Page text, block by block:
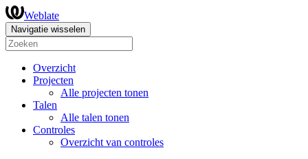
Weblate
Navigatie wisselen
Overzicht
Projecten
Alle projecten tonen
Talen
Alle talen tonen
Controles
Overzicht van controles